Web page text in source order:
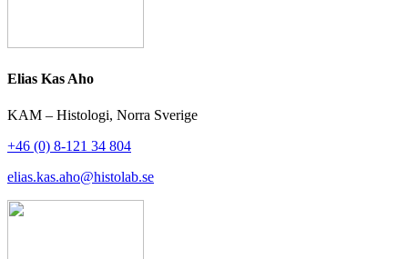
Elias Kas Aho
KAM – Histologi, Norra Sverige
+46 (0) 8-121 34 804
elias.kas.aho@histolab.se